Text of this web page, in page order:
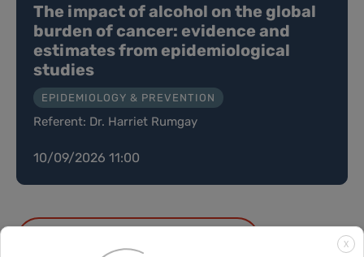
The impact of alcohol on the global
burden of cancer: evidence and
estimates from epidemiological
studies
EPIDEMIOLOGY & PREVENTION
Referent: Dr. Harriet Rumgay
10/09/2026 11:00
X